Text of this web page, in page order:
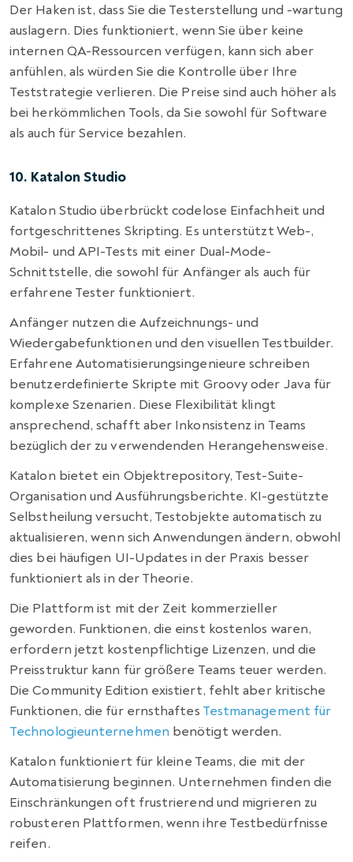
Der Haken ist, dass Sie die Testerstellung und -wartung
auslagern. Dies funktioniert, wenn Sie über keine
internen QA-Ressourcen verfügen, kann sich aber
anfühlen, als würden Sie die Kontrolle über Ihre
Teststrategie verlieren. Die Preise sind auch höher als
bei herkömmlichen Tools, da Sie sowohl für Software
als auch für Service bezahlen.
10. Katalon Studio
Katalon Studio überbrückt codelose Einfachheit und
fortgeschrittenes Skripting. Es unterstützt Web-,
Mobil- und API-Tests mit einer Dual-Mode-
Schnittstelle, die sowohl für Anfänger als auch für
erfahrene Tester funktioniert.
Anfänger nutzen die Aufzeichnungs- und
Wiedergabefunktionen und den visuellen Testbuilder.
Erfahrene Automatisierungsingenieure schreiben
benutzerdefinierte Skripte mit Groovy oder Java für
komplexe Szenarien. Diese Flexibilität klingt
ansprechend, schafft aber Inkonsistenz in Teams
bezüglich der zu verwendenden Herangehensweise.
Katalon bietet ein Objektrepository, Test-Suite-
Organisation und Ausführungsberichte. KI-gestützte
Selbstheilung versucht, Testobjekte automatisch zu
aktualisieren, wenn sich Anwendungen ändern, obwohl
dies bei häufigen UI-Updates in der Praxis besser
funktioniert als in der Theorie.
Die Plattform ist mit der Zeit kommerzieller
geworden. Funktionen, die einst kostenlos waren,
erfordern jetzt kostenpflichtige Lizenzen, und die
Preisstruktur kann für größere Teams teuer werden.
Die Community Edition existiert, fehlt aber kritische
Funktionen, die für ernsthaftes Testmanagement für
Technologieunternehmen benötigt werden.
Katalon funktioniert für kleine Teams, die mit der
Automatisierung beginnen. Unternehmen finden die
Einschränkungen oft frustrierend und migrieren zu
robusteren Plattformen, wenn ihre Testbedürfnisse
reifen.